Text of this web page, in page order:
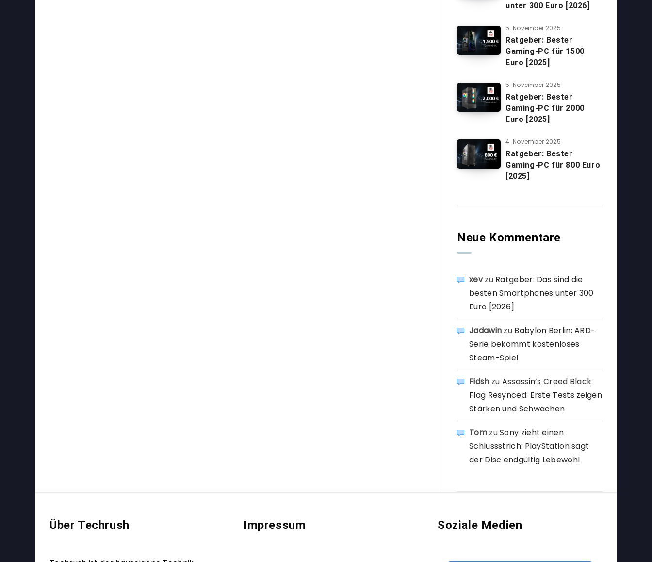
unter 300 Euro [2026]
5. November 2025
Ratgeber: Bester
Gaming-PC für 1500
Euro [2025]
5. November 2025
Ratgeber: Bester
Gaming-PC für 2000
Euro [2025]
4. November 2025
Ratgeber: Bester
Gaming-PC für 800 Euro
[2025]
Neue Kommentare
xevzu Ratgeber: Das sind die
besten Smartphones unter 300
Euro [2026]
Jadawin zu Babylon Berlin: ARD-
Serie bekommt kostenloses
Steam-Spiel
Fidsh zu Assassin’s Creed Black
Flag Resynced: Erste Tests zeigen
Stärken und Schwächen
TomzuSony zieht einen
Schlussstrich: PlayStation sagt
der Disc endgültig Lebewohl
Über Techrush Impressum Soziale Medien